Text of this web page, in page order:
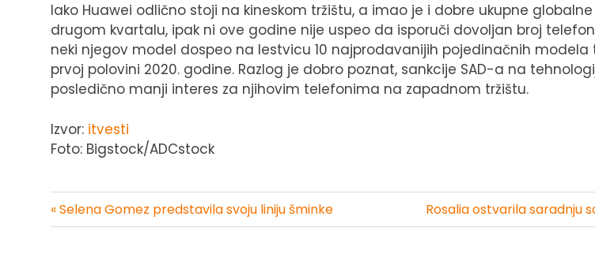
Iako Huawei odlično stoji na kineskom tržištu, a imao je i dobre ukupne
drugom kvartalu, ipak ni ove godine nije uspeo da isporuči dovoljan broj
neki njegov model dospeo na lestvicu 10 najprodavanijih pojedinačnih modela
prvoj polovini 2020. godine. Razlog je dobro poznat, sankcije SAD-a na
posledično manji interes za njihovim telefonima na zapadnom tržištu.
Izvor: itvesti
Foto: Bigstock/ADCstock
Kretanje
« Selena Gomez predstavila svoju liniju šminke Rosalia ostvarila saradnju